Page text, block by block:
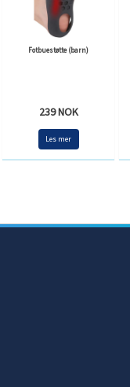
Fotbuestøtte (barn)
239 NOK
Les mer